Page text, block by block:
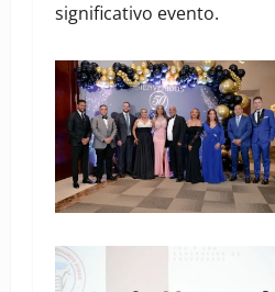
significativo evento.